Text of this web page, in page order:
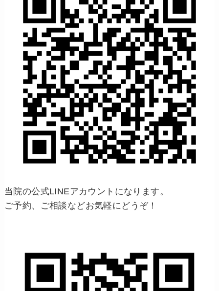
当院の公式LINEアカウントになります。
ご予約、ご相談などお気軽にどうぞ！